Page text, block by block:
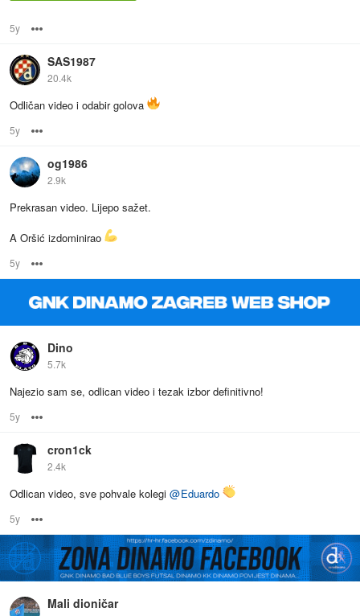
5y
SAS1987
20.4k
Odličan video i odabir golova
5y
og1986
2.9k
Prekrasan video. Lijepo sažet.
A Oršić izdominirao
5y
Dino
5.7k
Najezio sam se, odlican video i tezak izbor definitivno!
5y
cron1ck
2.4k
Odlican video, sve pohvale kolegi @Eduardo
5y
Mali dioničar